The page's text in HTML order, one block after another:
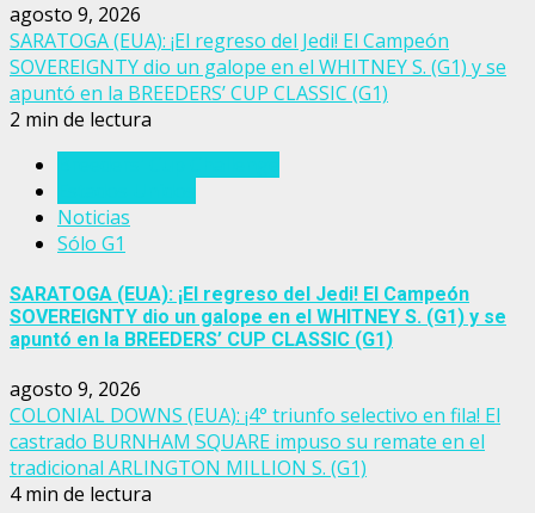
agosto 9, 2026
SARATOGA (EUA): ¡El regreso del Jedi! El Campeón
SOVEREIGNTY dio un galope en el WHITNEY S. (G1) y se
apuntó en la BREEDERS’ CUP CLASSIC (G1)
2 min de lectura
Noticias
Sólo G1
SARATOGA (EUA): ¡El regreso del Jedi! El Campeón
SOVEREIGNTY dio un galope en el WHITNEY S. (G1) y se
apuntó en la BREEDERS’ CUP CLASSIC (G1)
agosto 9, 2026
COLONIAL DOWNS (EUA): ¡4° triunfo selectivo en fila! El
castrado BURNHAM SQUARE impuso su remate en el
tradicional ARLINGTON MILLION S. (G1)
4 min de lectura